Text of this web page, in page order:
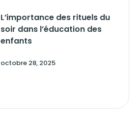
L’importance des rituels du
soir dans l’éducation des
enfants
octobre 28, 2025